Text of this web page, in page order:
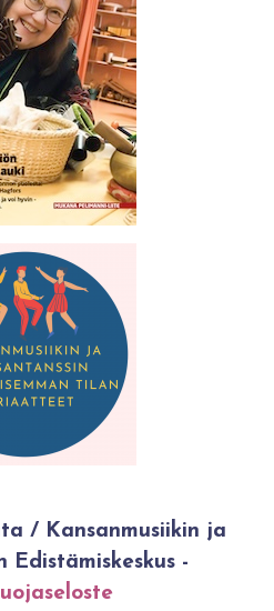
/ Kansanmusiikin ja
Edistämiskeskus -